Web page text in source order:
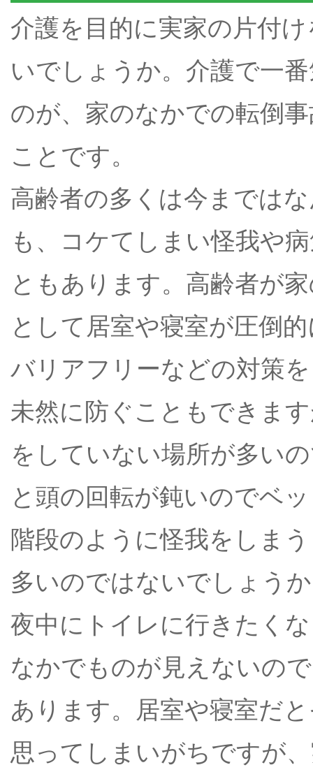
介護を目的に実家の片付
いでしょうか。介護で一
のが、家のなかでの転倒
ことです。
高齢者の多くは今までは
も、コケてしまい怪我や
ともあります。高齢者が
として居室や寝室が圧倒
バリアフリーなどの対策
未然に防ぐこともできま
をしていない場所が多い
と頭の回転が鈍いのでベ
階段のように怪我をしま
多いのではないでしょう
夜中にトイレに行きたく
なかでものが見えないの
あります。居室や寝室だ
思ってしまいがちですが